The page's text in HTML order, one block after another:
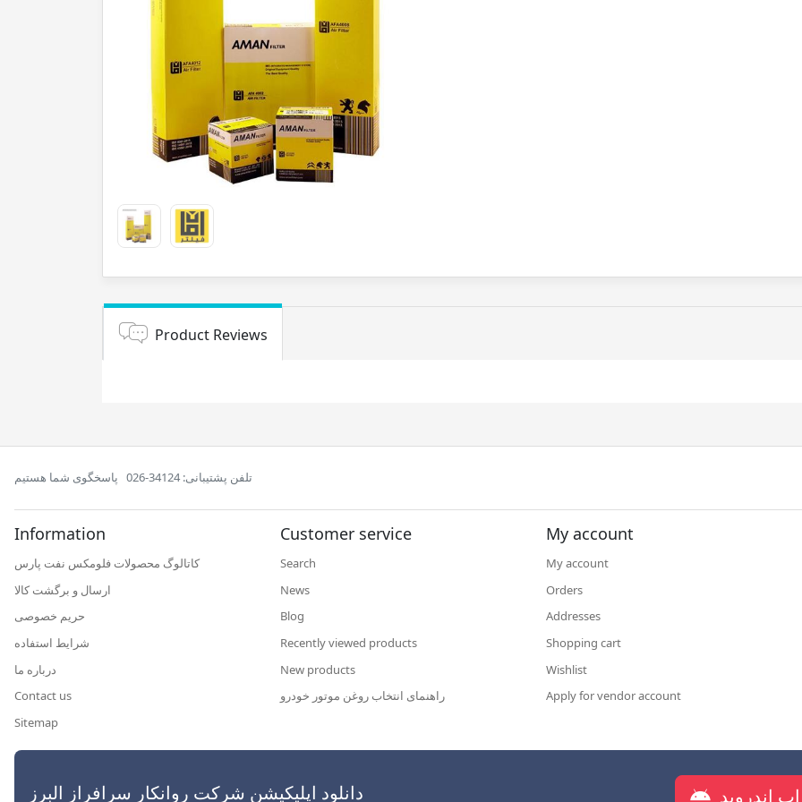
Product Reviews
تلفن پشتیبانی: 34124-026 پاسخگوی شما هستیم
Information
کاتالوگ محصولات فلومکس نفت پارس
ارسال و برگشت کالا
حریم خصوصی
شرایط استفاده
درباره ما
Contact us
Sitemap
Customer service
Search
News
Blog
Recently viewed products
New products
راهنمای انتخاب روغن موتور خودرو
My account
My account
Orders
Addresses
Shopping cart
Wishlist
Apply for vendor account
اپ اندروید